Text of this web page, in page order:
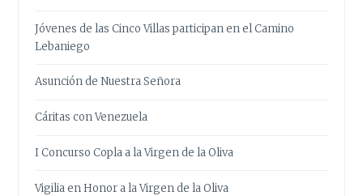
Jóvenes de las Cinco Villas participan en el Camino
Lebaniego
Asunción de Nuestra Señora
Cáritas con Venezuela
I Concurso Copla a la Virgen de la Oliva
Vigilia en Honor a la Virgen de la Oliva